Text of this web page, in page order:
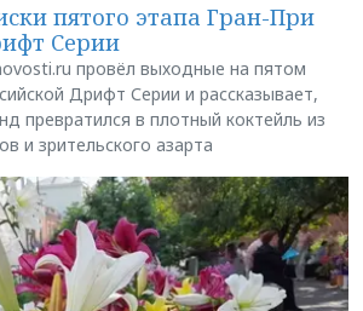
пятого этапа Гран-При
Серии
провёл выходные на пятом
Дрифт Серии и рассказывает,
превратился в плотный коктейль из
и зрительского азарта